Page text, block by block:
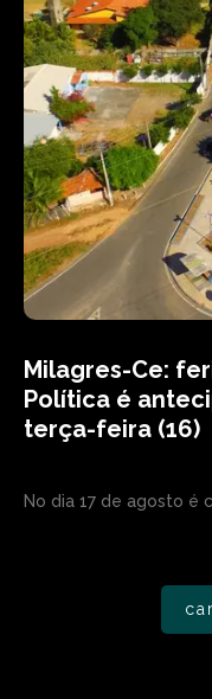
Milagres-Ce:
Política é
terça-feira (16)
No dia 17 de agosto é